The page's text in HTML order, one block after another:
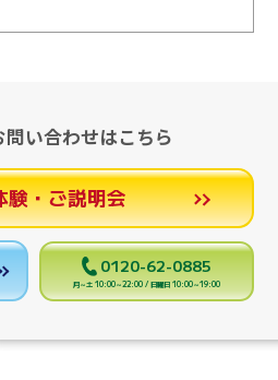
い合わせはこちら
験・ご説明会
0120-62-0885
月～土 10:00～22:00 / 日曜日 10:00～19:00